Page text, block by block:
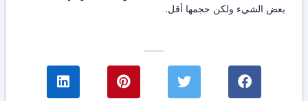
بعض الشيء ولكن حجمها أقل.